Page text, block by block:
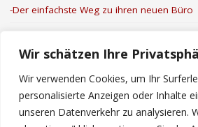
Wir schätzen Ihre
Wir verwenden Cookies, um Ihr
personalisierte Anzeigen oder Inhalte
unseren Datenverkehr zu analysieren.
-Der einfachste Weg zu ihren neuen Büro
©2022 Mieten Büro